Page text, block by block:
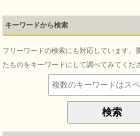
キーワードから検索
フリーワードの検索にも対応しています。
たものをキーワードにして調べてみてくだ